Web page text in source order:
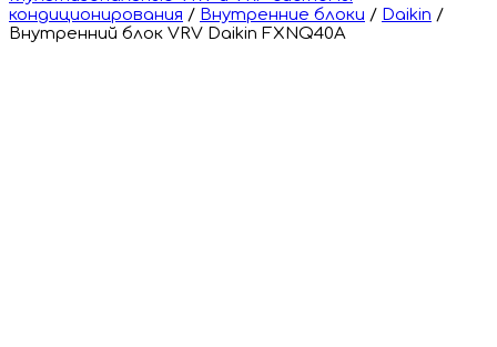
кондиционирования / Внутренние блоки / Daikin /
Внутренний блок VRV Daikin FXNQ40A